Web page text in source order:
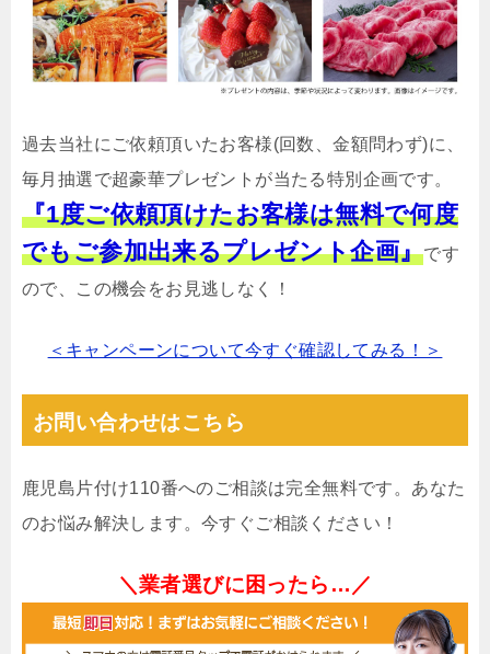
過去当社にご依頼頂いたお客様(回数、金額問わず)に、
毎月抽選で超豪華プレゼントが当たる特別企画です。
『1度ご依頼頂けたお客様は無料で何度
でもご参加出来るプレゼント企画』です
ので、この機会をお見逃しなく！
＜キャンペーンについて今すぐ確認してみる！＞
お問い合わせはこちら
鹿児島片付け110番へのご相談は完全無料です。あなた
のお悩み解決します。今すぐご相談ください！
＼業者選びに困ったら…／